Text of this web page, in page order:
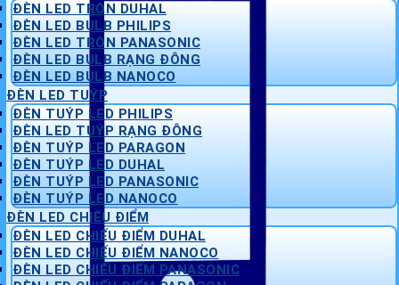
ĐÈN LED TRÒN DUHAL
ĐÈN LED BULB PHILIPS
ĐÈN LED TRÒN PANASONIC
ĐÈN LED BULB RẠNG ĐÔNG
ĐÈN LED BULB NANOCO
ĐÈN LED TUÝP
ĐÈN TUÝP LED PHILIPS
ĐÈN LED TUÝP RẠNG ĐÔNG
ĐÈN TUÝP LED PARAGON
ĐÈN TUÝP LED DUHAL
ĐÈN TUÝP LED PANASONIC
ĐÈN TUÝP LED NANOCO
ĐÈN LED CHIẾU ĐIỂM
ĐÈN LED CHIẾU ĐIỂM DUHAL
ĐÈN LED CHIẾU ĐIỂM NANOCO
ĐÈN LED CHIẾU ĐIỂM PANASONIC